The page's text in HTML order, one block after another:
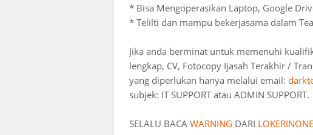
* Bisa Mengoperasikan Laptop, Google
* Telilti dan mampu bekerjasama dalam
Jika anda berminat untuk memenuhi
lengkap, CV, Fotocopy Ijasah Terakhir /
yang diperlukan hanya melalui email:
subjek: IT SUPPORT atau ADMIN SUPPORT.
SELALU BACA WARNING DARI